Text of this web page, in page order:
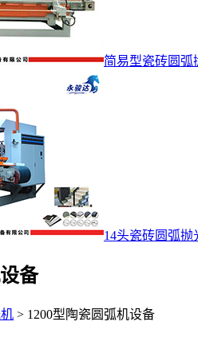
简易型瓷砖圆弧
14头瓷砖圆弧抛
备
> 1200型陶瓷圆弧机设备